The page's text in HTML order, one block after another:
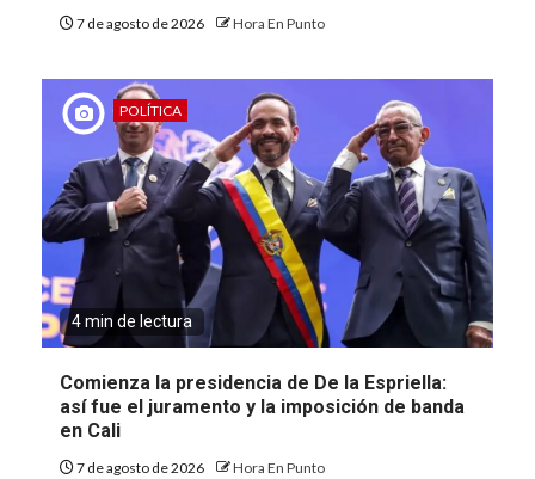
7 de agosto de 2026 Hora En Punto
POLÍTICA
4 min de lectura
Comienza la presidencia de De la Espriella:
así fue el juramento y la imposición de banda
en Cali
7 de agosto de 2026 Hora En Punto